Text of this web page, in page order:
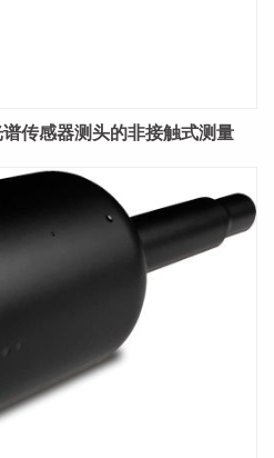
传感器测头的非接触式测量